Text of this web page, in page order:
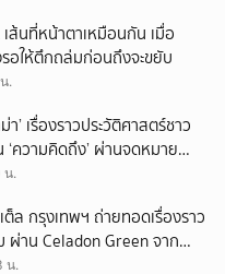
เส้นที่หน้าตาเหมือนกัน เมื่อ
อให้ตึกถล่มก่อนถึงจะขยับ
.
’ เรื่องราวประวัติศาสตร์ชาว
‘ความคิดถึง’ ผ่านจดหมาย
น.
ต็ล กรุงเทพฯ ถ่ายทอดเรื่องราว
ผ่าน Celadon Green จาก
น.